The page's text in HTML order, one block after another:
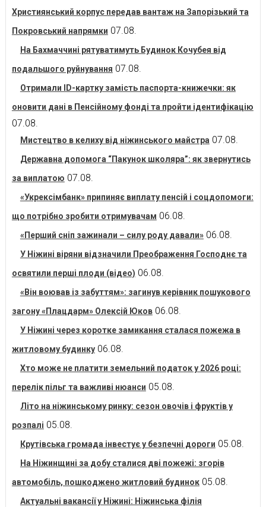
Християнський корпус передав вантаж на Запорізький та
Покровський напрямки 07.08.
На Бахмаччині рятуватимуть Будинок Кочубея від
подальшого руйнування 07.08.
Отримали ID-картку замість паспорта-книжечки: як
оновити дані в Пенсійному фонді та пройти ідентифікацію
07.08.
Мистецтво в келиху від ніжинського майстра 07.08.
Державна допомога “Пакунок школяра”: як звернутись
за виплатою 07.08.
«Укрексімбанк» припиняє виплату пенсій і соцдопомоги:
що потрібно зробити отримувачам 06.08.
«Перший сніп зажинали – силу роду давали» 06.08.
У Ніжині віряни відзначили Преображення Господнє та
освятили перші плоди (відео) 06.08.
«Він воював із забуттям»: загинув керівник пошукового
загону «Плацдарм» Олексій Юков 06.08.
У Ніжині через коротке замикання сталася пожежа в
житловому будинку 06.08.
Хто може не платити земельний податок у 2026 році:
перелік пільг та важливі нюанси 05.08.
Літо на ніжинському ринку: сезон овочів і фруктів у
розпалі 05.08.
Крутівська громада інвестує у безпечні дороги 05.08.
На Ніжинщині за добу сталися дві пожежі: згорів
автомобіль, пошкоджено житловий будинок 05.08.
Актуальні вакансії у Ніжині: Ніжинська філія